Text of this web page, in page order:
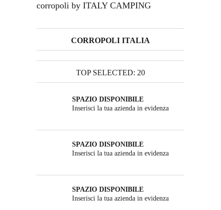
corropoli by ITALY CAMPING
CORROPOLI ITALIA
TOP SELECTED: 20
SPAZIO DISPONIBILE
Inserisci la tua azienda in evidenza
SPAZIO DISPONIBILE
Inserisci la tua azienda in evidenza
SPAZIO DISPONIBILE
Inserisci la tua azienda in evidenza